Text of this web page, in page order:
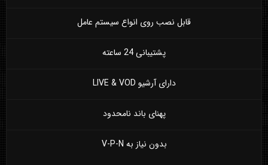
قابل نصب روی انواع سیستم عامل
پشتیبانی 24 ساعته
دارای آرشیو LIVE & VOD
پهنای باند نامحدود
بدون نیاز به V-P-N